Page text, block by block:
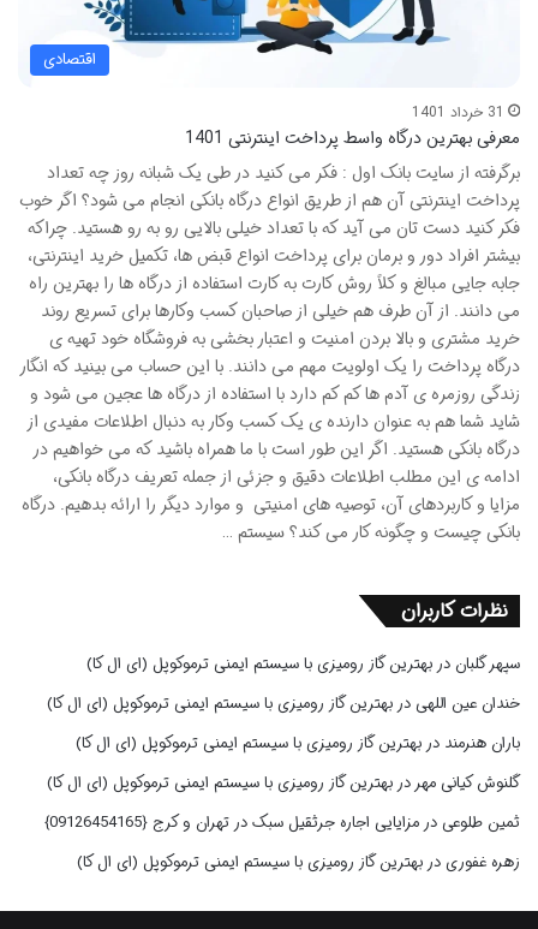
اقتصادی
31 خرداد 1401
معرفی بهترین درگاه واسط پرداخت اینترنتی 1401
برگرفته از سایت بانک اول : فکر می کنید در طی یک شبانه روز چه تعداد
پرداخت اینترنتی آن هم از طریق انواع درگاه بانکی انجام می شود؟ اگر خوب
فکر کنید دست تان می آید که با تعداد خیلی بالایی رو به رو هستید. چراکه
بیشتر افراد دور و برمان برای پرداخت انواع قبض ها، تکمیل خرید اینترنتی،
جابه جایی مبالغ و کلاً روش کارت به کارت استفاده از درگاه ها را بهترین راه
می دانند. از آن طرف هم خیلی از صاحبان کسب وکارها برای تسریع روند
خرید مشتری و بالا بردن امنیت و اعتبار بخشی به فروشگاه خود تهیه ی
درگاه پرداخت را یک اولویت مهم می دانند. با این حساب می بینید که انگار
زندگی روزمره ی آدم ها کم کم دارد با استفاده از درگاه ها عجین می شود و
شاید شما هم به عنوان دارنده ی یک کسب وکار به دنبال اطلاعات مفیدی از
درگاه بانکی هستید. اگر این طور است با ما همراه باشید که می خواهیم در
ادامه ی این مطلب اطلاعات دقیق و جزئی از جمله تعریف درگاه بانکی،
مزایا و کاربردهای آن، توصیه های امنیتی و موارد دیگر را ارائه بدهیم. درگاه
بانکی چیست و چگونه کار می کند؟ سیستم …
نظرات کاربران
سپهر گلبان در بهترین گاز رومیزی با سیستم ایمنی ترموکوپل (ای ال کا)
خندان عین اللهی در بهترین گاز رومیزی با سیستم ایمنی ترموکوپل (ای ال کا)
باران هنرمند در بهترین گاز رومیزی با سیستم ایمنی ترموکوپل (ای ال کا)
گلنوش کیانی مهردر بهترین گاز رومیزی با سیستم ایمنی ترموکوپل (ای ال کا)
ثمین طلوعی در مزایایی اجاره جرثقیل سبک در تهران و کرج {09126454165}
زهره غفوریدر بهترین گاز رومیزی با سیستم ایمنی ترموکوپل (ای ال کا)